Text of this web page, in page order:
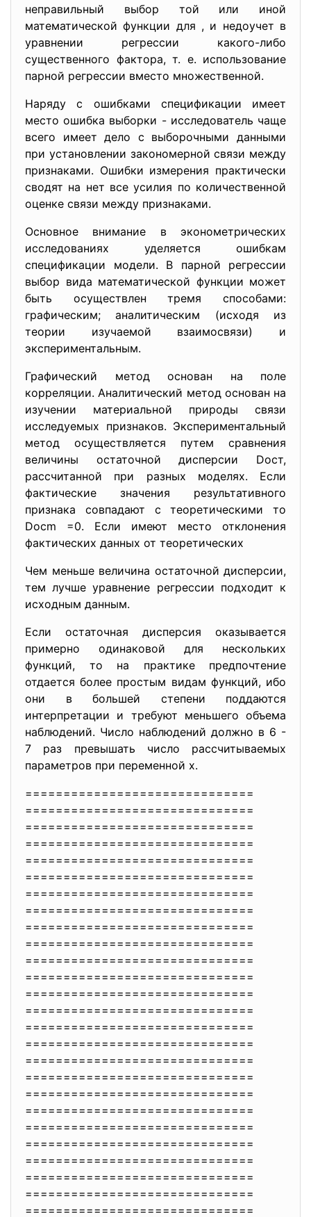
неправильный выбор той или иной
математической функции для , и недоучет в
уравнении регрессии какого-либо
существенного фактора, т. е. использование
парной регрессии вместо множественной.
Наряду с ошибками спецификации имеет
место ошибка выборки - исследователь чаще
всего имеет дело с выборочными данными
при установлении закономерной связи между
признаками. Ошибки измерения практически
сводят на нет все усилия по количественной
оценке связи между признаками.
Основное внимание в эконометрических
исследованиях уделяется ошибкам
спецификации модели. В парной регрессии
выбор вида математической функции может
быть осуществлен тремя способами:
графическим; аналитическим (исходя из
теории изучаемой взаимосвязи) и
экспериментальным.
Графический метод основан на поле
корреляции. Аналитический метод основан на
изучении материальной природы связи
исследуемых признаков. Экспериментальный
метод осуществляется путем сравнения
величины остаточной дисперсии Dост,
рассчитанной при разных моделях. Если
фактические значения результативного
признака совпадают с теоретическими то
Docm =0. Если имеют место отклонения
фактических данных от теоретических
Чем меньше величина остаточной дисперсии,
тем лучше уравнение регрессии подходит к
исходным данным.
Если остаточная дисперсия оказывается
примерно одинаковой для нескольких
функций, то на практике предпочтение
отдается более простым видам функций, ибо
они в большей степени поддаются
интерпретации и требуют меньшего объема
наблюдений. Число наблюдений должно в 6 -
7 раз превышать число рассчитываемых
параметров при переменной х.
==============================
==============================
==============================
==============================
==============================
==============================
==============================
==============================
==============================
==============================
==============================
==============================
==============================
==============================
==============================
==============================
==============================
==============================
==============================
==============================
==============================
==============================
==============================
==============================
==============================
==============================